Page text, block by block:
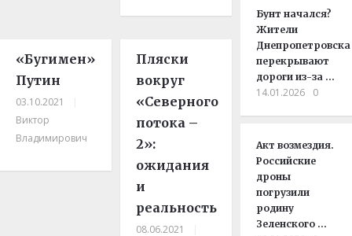
«Бугимен»
Путин
03.10.2021
Виктор
Владимирович
Пляски
вокруг
«Северного
потока –
2»:
ожидания
и
реальность
08.06.2021
Бунт начался?
Жители
Днепропетровска
перекрывают
дороги из-за …
14.01.2026 0
Акт возмездия.
Российские
дроны
погрузили
родину
Зеленского …